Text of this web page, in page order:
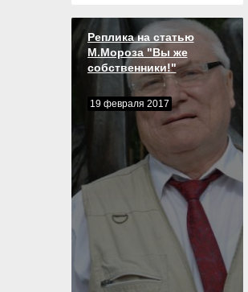
Реплика на статью
М.Мороза "Вы же
собственники!"
19 февраля 2017